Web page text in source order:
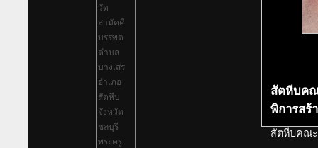
สัตหีบคณ
พิการสร้
สัตหีบคณะ